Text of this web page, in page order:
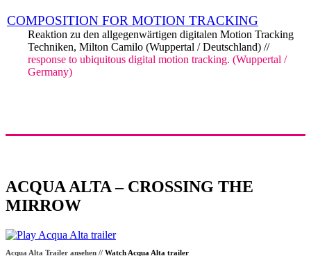
COMPOSITION FOR MOTION TRACKING
Reaktion zu den allgegenwärtigen digitalen Motion Tracking
Techniken, Milton Camilo (Wuppertal / Deutschland) //
response to ubiquitous digital motion tracking. (Wuppertal /
Germany)
ACQUA ALTA – CROSSING THE
MIRROW
Acqua Alta Trailer ansehen // Watch Acqua Alta trailer